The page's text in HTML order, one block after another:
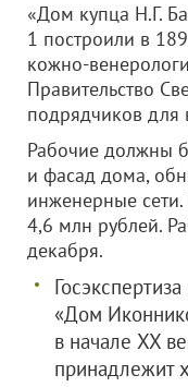
«Дом купца Н.Г.
1 построили в
кожно-
Правительство
подрядчиков для
Рабочие должны
и фасад дома,
инженерные
4,6 млн рублей.
декабря.
«Дом
в начале XX
принадлежит